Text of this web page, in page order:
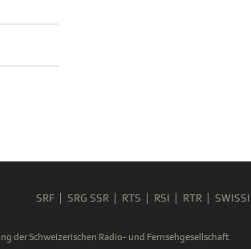
SRF SRG SSR RTS RSI RTR
der Schweizerischen Radio- und Fernsehgesellschaft